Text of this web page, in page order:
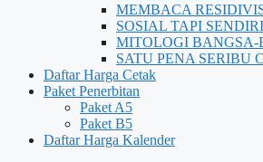
MEMBACA
SOSIAL TAPI SENDIRI
MITOLOGI
SATU PENA SERIBU
Daftar Harga Cetak
Paket Penerbitan
Paket A5
Paket B5
Daftar Harga Kalender